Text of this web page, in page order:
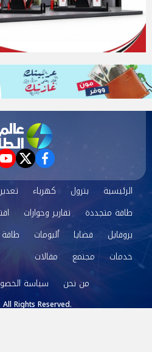
facebook
الرئيسية بترول كهرباء
طاقة متجددة
تقارير وحوارات
بروفايل
قضايا ألبومات
خدمات
مجتمع
مقالات
من نحن
سياسة
©2024 عالم الطاقة All Rights Reserved.